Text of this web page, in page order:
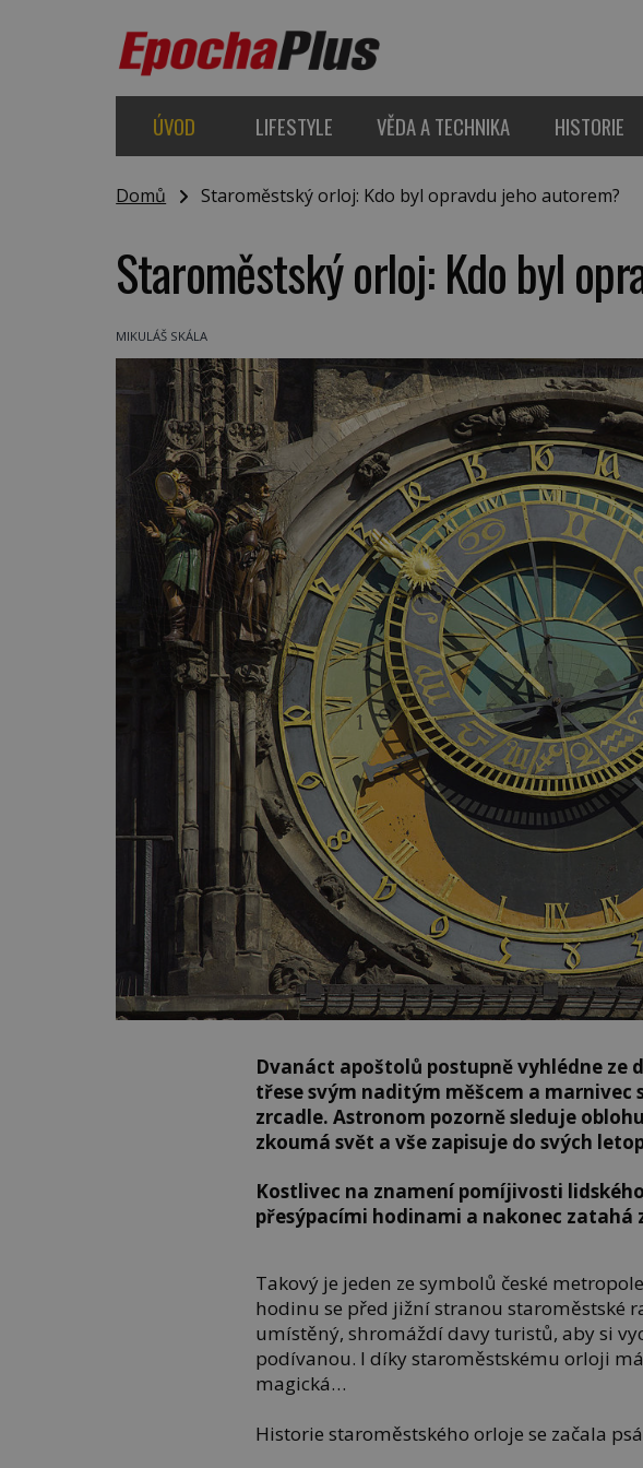
ÚVOD LIFESTYLE VĚDA A TECHNIKA HISTORIE
Domů Staroměstský orloj: Kdo byl opravdu jeho autorem?
Staroměstský orloj: Kdo byl
MIKULÁŠ SKÁLA
Dvanáct apoštolů postupně vyhlédne ze
třese svým naditým měšcem a marnivec
zrcadle. Astronom pozorně sleduje
zkoumá svět a vše zapisuje do svých
Kostlivec na znamení pomíjivosti
přesýpacími hodinami a nakonec zatahá
Takový je jeden ze symbolů české
hodinu se před jižní stranou staroměstské
umístěný, shromáždí davy turistů, aby si
podívanou. I díky staroměstskému orloji
magická…
Historie staroměstského orloje se začala